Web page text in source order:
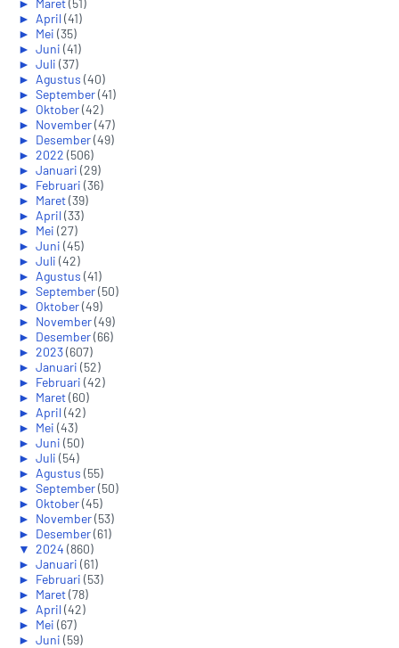
► Maret(51)
► April(41)
► Mei (35)
► Juni (41)
► Juli (37)
► Agustus (40)
► September(41)
► Oktober(42)
► November(47)
► Desember(49)
► 2022 (506)
► Januari (29)
► Februari (36)
► Maret(39)
► April(33)
► Mei (27)
► Juni (45)
► Juli (42)
► Agustus (41)
► September(50)
► Oktober(49)
► November(49)
► Desember(66)
► 2023(607)
► Januari (52)
► Februari (42)
► Maret(60)
► April(42)
► Mei (43)
► Juni (50)
► Juli (54)
► Agustus (55)
► September(50)
► Oktober(45)
► November(53)
► Desember(61)
▼ 2024 (860)
► Januari (61)
► Februari (53)
► Maret(78)
► April(42)
► Mei (67)
► Juni (59)